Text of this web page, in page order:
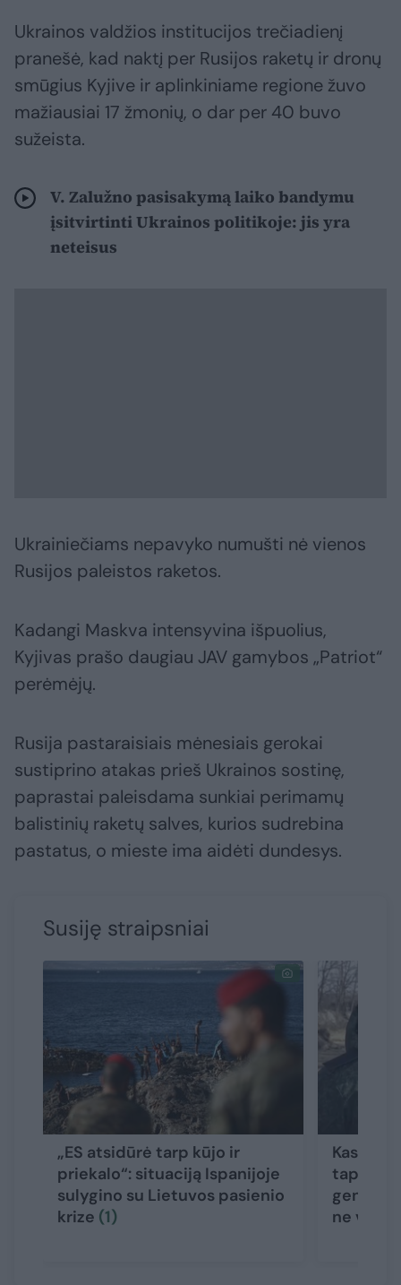
Ukrainos valdžios institucijos trečiadienį
pranešė, kad naktį per Rusijos raketų ir dronų
smūgius Kyjive ir aplinkiniame regione žuvo
mažiausiai 17 žmonių, o dar per 40 buvo
sužeista.
V. Zalužno pasisakymą laiko bandymu
įsitvirtinti Ukrainos politikoje: jis yra
neteisus
Ukrainiečiams nepavyko numušti nė vienos
Rusijos paleistos raketos.
Kadangi Maskva intensyvina išpuolius,
Kyjivas prašo daugiau JAV gamybos „Patriot“
perėmėjų.
Rusija pastaraisiais mėnesiais gerokai
sustiprino atakas prieš Ukrainos sostinę,
paprastai paleisdama sunkiai perimamų
balistinių raketų salves, kurios sudrebina
pastatus, o mieste ima aidėti dundesys.
Susiję straipsniai
„ES atsidūrė tarp kūjo ir
priekalo“: situaciją Ispanijoje
sulygino su Lietuvos pasienio
krize (1)
Kas yra
tapęs
ne